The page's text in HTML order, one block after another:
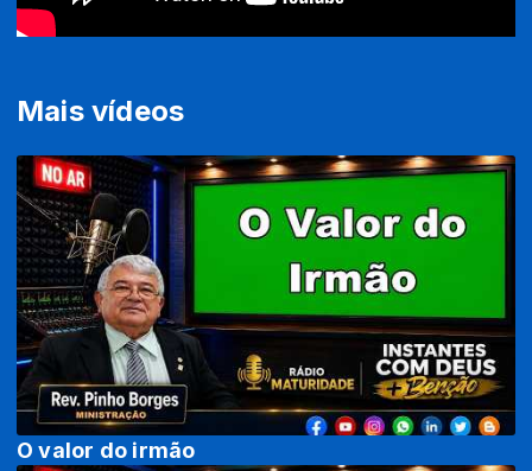
Mais vídeos
O valor do irmão